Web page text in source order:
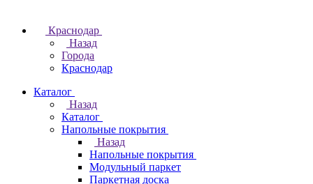
Краснодар
Назад
Города
Краснодар
Каталог
Назад
Каталог
Напольные покрытия
Назад
Напольные покрытия
Модульный паркет
Паркетная доска